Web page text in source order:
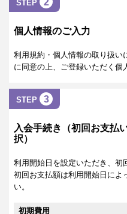
STEP 2
個人情報のご入力
利用規約・個人情報の取り扱い
に同意の上、ご登録いただく個
STEP 3
入会手続き（初回お支払
択）
利用開始日を設定いただき、初
初回お支払額は利用開始日によ
い。
初期費用